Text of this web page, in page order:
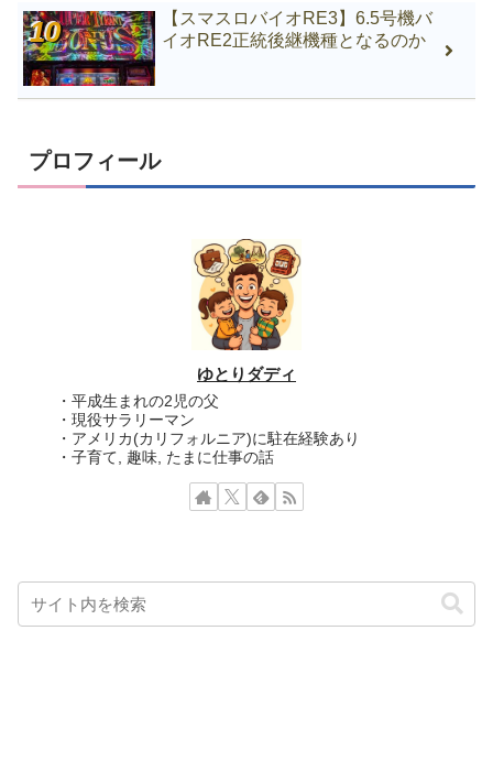
【スマスロバイオRE3】6.5号機バ
イオRE2正統後継機種となるのか
プロフィール
ゆとりダディ
・平成生まれの2児の父
・現役サラリーマン
・アメリカ(カリフォルニア)に駐在経験あり
・子育て, 趣味, たまに仕事の話